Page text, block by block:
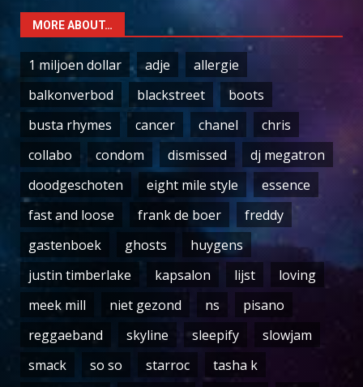
MORE ABOUT…
1 miljoen dollar adje
allergie
balkonverbod
blackstreet
boots
busta rhymes
cancer chanel
chris
collabo
condom dismissed
dj megatron
doodgeschoten
eight mile style
essence
fast and loose
frank de boer
freddy
gastenboek
ghosts
huygens
justin timberlake
kapsalon lijst
loving
meek mill
niet gezond ns
pisano
reggaeband
skyline sleepify
slowjam
smack
so so starroc
tasha k